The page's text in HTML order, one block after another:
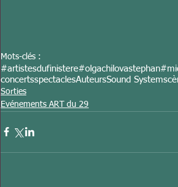
Mots-clés :
#artistesdufinistere#olgachilovastephan
concertsspectaclesAuteursSound System
Sorties
Evénements ART du 29